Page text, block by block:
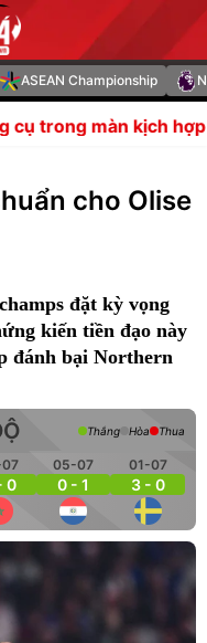
ASEAN Championship
đồng của Vinicius?
cho Olise
đặt kỳ vọng
kiến tiền đạo này
đánh bại Northern
0
05-07
0 - 1
01-07
3 - 0
Thắng Hòa Thua